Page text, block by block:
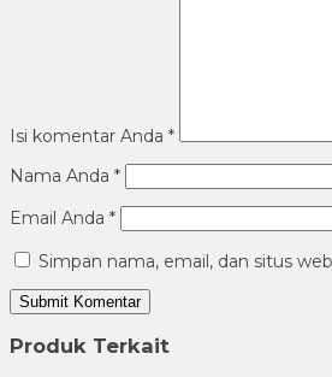
Isi komentar Anda *
Nama Anda *
Email Anda *
Simpan nama, email, dan situs
Produk Terkait